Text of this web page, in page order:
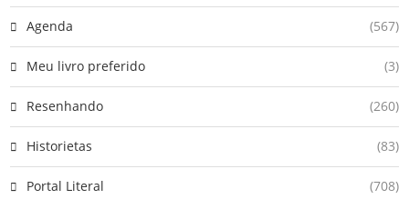
Agenda (567)
Meu livro preferido (3)
Resenhando (260)
Historietas (83)
Portal Literal (708)